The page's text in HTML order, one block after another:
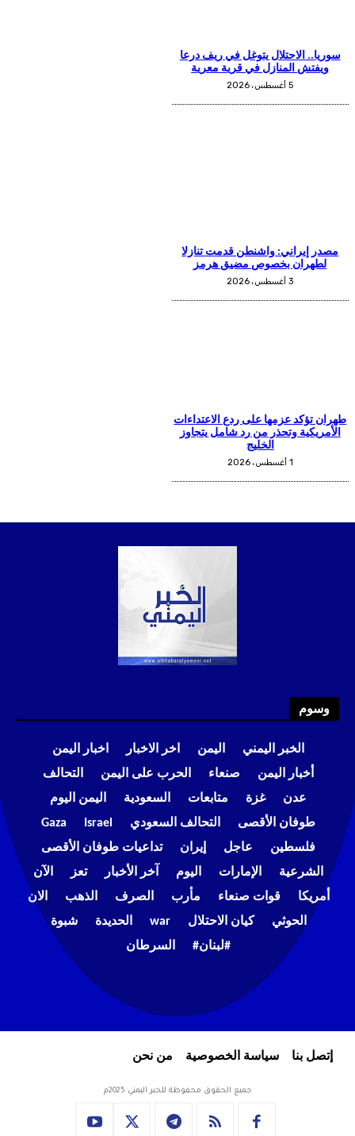
وسوم
الخبر اليمني اليمن اخر الاخبار
اخبار اليمن
أخبار اليمن
صنعاء الحرب على اليمن
التحالف
عدن
غزة متابعات السعودية
اليمن اليوم
طوفان الأقصى
التحالف السعودي Israel
Gaza
فلسطين
عاجل إيران
تداعيات طوفان الأقصى
الشرعية
الإمارات اليوم آخر الأخبار تعز
الآن
أمريكا
قوات صنعاء مأرب الصرف الذهب
الان
الحوثي
كيان الاحتلال war الحديدة
شبوة
#لبنان#
السرطان
إتصل بنا سياسة الخصوصية من نحن
جميع الحقوق محفوظة للخبر اليمني 2025م